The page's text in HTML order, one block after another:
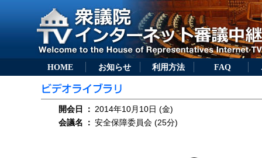
HOME お知らせ 利用方法 FAQ
開会日 ： 2014年10月10日 (金)
会議名
： 安全保障委員会 (25分)